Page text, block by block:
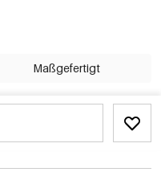
Maßgefertigt